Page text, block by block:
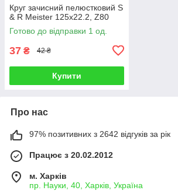
Круг зачисний пелюстковий S
& R Meister 125x22.2, Z80
Готово до відправки 1 од.
37 ₴ 42 ₴
Купити
Про нас
97% позитивних з 2642 відгуків за рік
Працює з 20.02.2012
м. Харків
пр. Науки, 40, Харків, Україна